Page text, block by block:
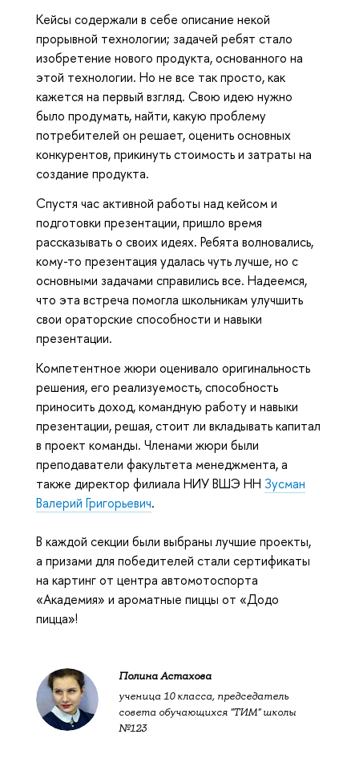
Кейсы содержали в себе описание некой
прорывной технологии; задачей ребят стало
изобретение нового продукта, основанного на
этой технологии. Но не все так просто, как
кажется на первый взгляд. Свою идею нужно
было продумать, найти, какую проблему
потребителей он решает, оценить основных
конкурентов, прикинуть стоимость и затраты на
создание продукта.
Спустя час активной работы над кейсом и
подготовки презентации, пришло время
рассказывать о своих идеях. Ребята волновались,
кому-то презентация удалась чуть лучше, но с
основными задачами справились все. Надеемся,
что эта встреча помогла школьникам улучшить
свои ораторские способности и навыки
презентации.
Компетентное жюри оценивало оригинальность
решения, его реализуемость, способность
приносить доход, командную работу и навыки
презентации, решая, стоит ли вкладывать капитал
в проект команды. Членами жюри были
преподаватели факультета менеджмента, а
также директор филиала НИУ ВШЭ НН Зусман
Валерий Григорьевич.
В каждой секции были выбраны лучшие проекты,
а призами для победителей стали сертификаты
на картинг от центра автомотоспорта
«Академия» и ароматные пиццы от «Додо
пицца»!
Полина Астахова
ученица 10 класса, председатель
совета обучающихся "ТИМ" школы
№123